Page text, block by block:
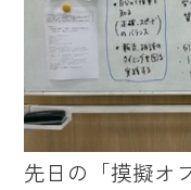
先日の「摸擬オ